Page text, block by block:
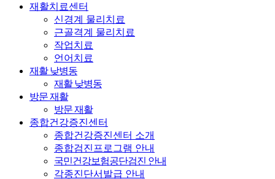
재활치료센터
신경계 물리치료
근골격계 물리치료
작업치료
언어치료
재활 낮병동
재활 낮병동
방문 재활
방문 재활
종합건강증진센터
종합건강증진센터 소개
종합검진프로그램 안내
국민건강보험공단검진 안내
각종진단서발급 안내